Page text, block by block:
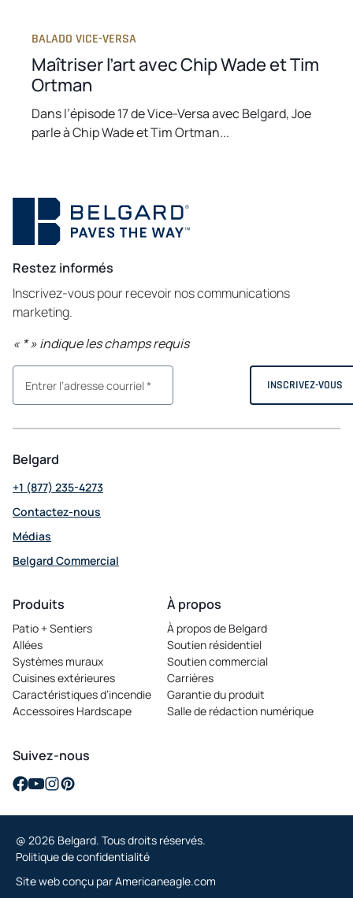
BALADO VICE-VERSA
Maîtriser l’art avec Chip Wade et Tim
Ortman
Dans l’épisode 17 de Vice-Versa avec Belgard, Joe
parle à Chip Wade et Tim Ortman...
Restez informés
Inscrivez-vous pour recevoir nos communications
marketing.
« *» indique les champs requis
Belgard
+1 (877) 235-4273
Contactez-nous
Médias
Belgard Commercial
in
new
tab
Produits
Patio + Sentiers
Allées
Systèmes muraux
Cuisines extérieures
Caractéristiques d’incendie
Accessoires Hardscape
À propos
À propos de Belgard
Soutien résidentiel
Soutien commercial
Carrières
opens
in
a
Garantie du produit
Salle de rédaction numérique
Suivez-nous
opens
new
tab
opens
new
tab
opens
new
tab
opens
new
tab
@ 2026 Belgard. Tous droits réservés.
Politique de confidentialité
Site web conçu parAmericaneagle.com